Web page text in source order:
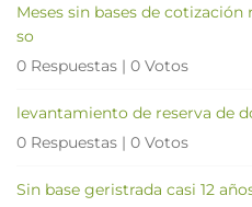
Meses sin bases de
so
0 Respuestas | 0 Votos
levantamiento de reserva de
0 Respuestas | 0 Votos
Sin base geristrada casi 12